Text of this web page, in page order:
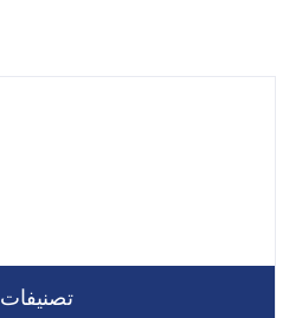
تصنيفات